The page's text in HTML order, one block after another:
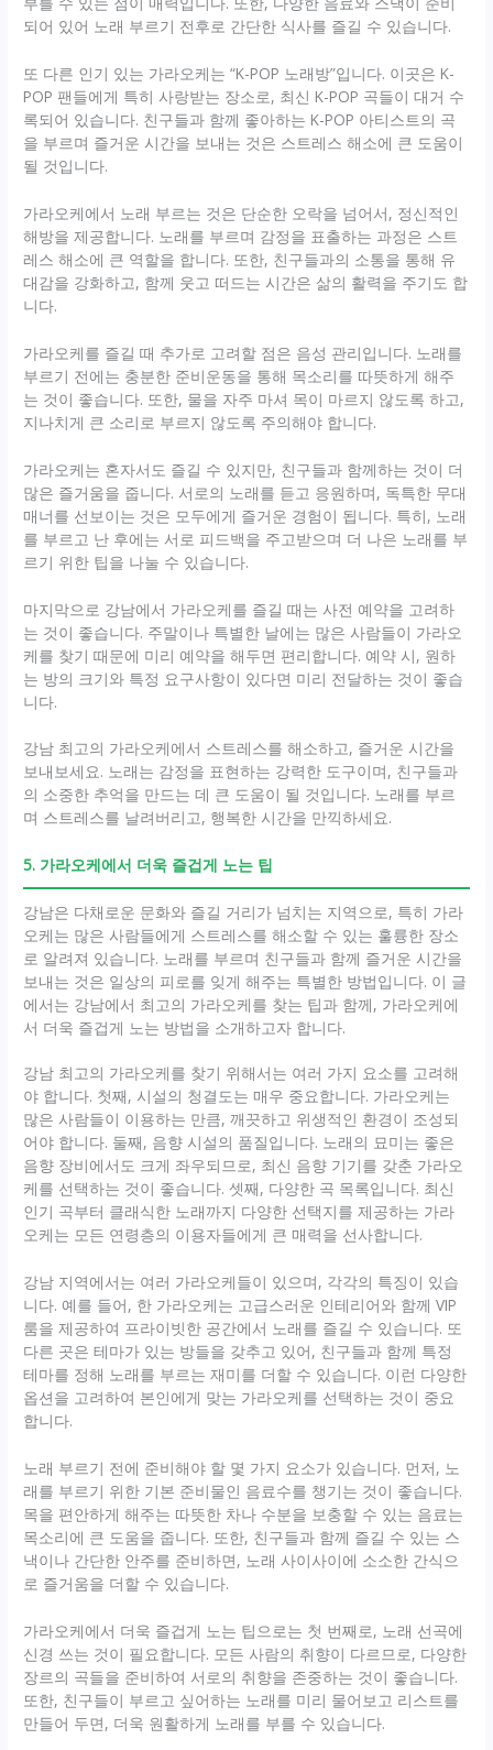
되어 있어 노래 부르기 전후로 간단한 식사를 즐길 수 있습니다.
또 다른 인기 있는 가라오케는 “K-POP 노래방”입니다. 이곳은 K-
POP 팬들에게 특히 사랑받는 장소로, 최신 K-POP 곡들이 대거 수
록되어 있습니다. 친구들과 함께 좋아하는 K-POP 아티스트의 곡
을 부르며 즐거운 시간을 보내는 것은 스트레스 해소에 큰 도움이
될 것입니다.
가라오케에서 노래 부르는 것은 단순한 오락을 넘어서, 정신적인
해방을 제공합니다. 노래를 부르며 감정을 표출하는 과정은 스트
레스 해소에 큰 역할을 합니다. 또한, 친구들과의 소통을 통해 유
대감을 강화하고, 함께 웃고 떠드는 시간은 삶의 활력을 주기도 합
니다.
가라오케를 즐길 때 추가로 고려할 점은 음성 관리입니다. 노래를
부르기 전에는 충분한 준비운동을 통해 목소리를 따뜻하게 해주
는 것이 좋습니다. 또한, 물을 자주 마셔 목이 마르지 않도록 하고,
지나치게 큰 소리로 부르지 않도록 주의해야 합니다.
가라오케는 혼자서도 즐길 수 있지만, 친구들과 함께하는 것이 더
많은 즐거움을 줍니다. 서로의 노래를 듣고 응원하며, 독특한 무대
매너를 선보이는 것은 모두에게 즐거운 경험이 됩니다. 특히, 노래
를 부르고 난 후에는 서로 피드백을 주고받으며 더 나은 노래를 부
르기 위한 팁을 나눌 수 있습니다.
마지막으로 강남에서 가라오케를 즐길 때는 사전 예약을 고려하
는 것이 좋습니다. 주말이나 특별한 날에는 많은 사람들이 가라오
케를 찾기 때문에 미리 예약을 해두면 편리합니다. 예약 시, 원하
는 방의 크기와 특정 요구사항이 있다면 미리 전달하는 것이 좋습
니다.
강남 최고의 가라오케에서 스트레스를 해소하고, 즐거운 시간을
보내보세요. 노래는 감정을 표현하는 강력한 도구이며, 친구들과
의 소중한 추억을 만드는 데 큰 도움이 될 것입니다. 노래를 부르
며 스트레스를 날려버리고, 행복한 시간을 만끽하세요.
5. 가라오케에서 더욱 즐겁게 노는 팁
강남은 다채로운 문화와 즐길 거리가 넘치는 지역으로, 특히 가라
오케는 많은 사람들에게 스트레스를 해소할 수 있는 훌륭한 장소
로 알려져 있습니다. 노래를 부르며 친구들과 함께 즐거운 시간을
보내는 것은 일상의 피로를 잊게 해주는 특별한 방법입니다. 이 글
에서는 강남에서 최고의 가라오케를 찾는 팁과 함께, 가라오케에
서 더욱 즐겁게 노는 방법을 소개하고자 합니다.
강남 최고의 가라오케를 찾기 위해서는 여러 가지 요소를 고려해
야 합니다. 첫째, 시설의 청결도는 매우 중요합니다. 가라오케는
많은 사람들이 이용하는 만큼, 깨끗하고 위생적인 환경이 조성되
어야 합니다. 둘째, 음향 시설의 품질입니다. 노래의 묘미는 좋은
음향 장비에서도 크게 좌우되므로, 최신 음향 기기를 갖춘 가라오
케를 선택하는 것이 좋습니다. 셋째, 다양한 곡 목록입니다. 최신
인기 곡부터 클래식한 노래까지 다양한 선택지를 제공하는 가라
오케는 모든 연령층의 이용자들에게 큰 매력을 선사합니다.
강남 지역에서는 여러 가라오케들이 있으며, 각각의 특징이 있습
니다. 예를 들어, 한 가라오케는 고급스러운 인테리어와 함께 VIP
룸을 제공하여 프라이빗한 공간에서 노래를 즐길 수 있습니다. 또
다른 곳은 테마가 있는 방들을 갖추고 있어, 친구들과 함께 특정
테마를 정해 노래를 부르는 재미를 더할 수 있습니다. 이런 다양한
옵션을 고려하여 본인에게 맞는 가라오케를 선택하는 것이 중요
합니다.
노래 부르기 전에 준비해야 할 몇 가지 요소가 있습니다. 먼저, 노
래를 부르기 위한 기본 준비물인 음료수를 챙기는 것이 좋습니다.
목을 편안하게 해주는 따뜻한 차나 수분을 보충할 수 있는 음료는
목소리에 큰 도움을 줍니다. 또한, 친구들과 함께 즐길 수 있는 스
낵이나 간단한 안주를 준비하면, 노래 사이사이에 소소한 간식으
로 즐거움을 더할 수 있습니다.
가라오케에서 더욱 즐겁게 노는 팁으로는 첫 번째로, 노래 선곡에
신경 쓰는 것이 필요합니다. 모든 사람의 취향이 다르므로, 다양한
장르의 곡들을 준비하여 서로의 취향을 존중하는 것이 좋습니다.
또한, 친구들이 부르고 싶어하는 노래를 미리 물어보고 리스트를
만들어 두면, 더욱 원활하게 노래를 부를 수 있습니다.